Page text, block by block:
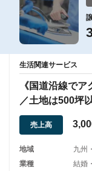
生活関連サービス
《国道沿線で
／土地は500坪
イダルの運営
売上高
地域
九州
業種
結婚